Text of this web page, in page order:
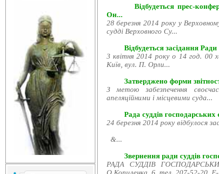
Відбудеться прес-
Он...
28 березня 2014 року у
судді Верховного Су...
Відбудеться засідання
3 квітня 2014 року о 14 год. 00
Київ, вул. П. Орли...
Затверджено форми
З метою забезпечення
апеляційними і місцевими суда...
Рада суддів господарських
24 березня 2014 року відбулося
&...
Звернення ради суддів
РАДА СУДДІВ